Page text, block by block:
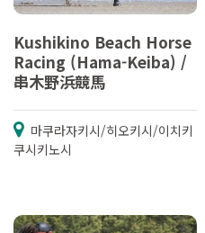
Kushikino Beach Horse
Racing (Hama-Keiba) /
串木野浜競馬
마쿠라자키시/히오키시/이치키
쿠시키노시